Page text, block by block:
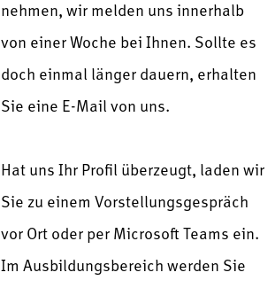
nehmen, wir melden uns innerhalb
von einer Woche bei Ihnen. Sollte es
doch einmal länger dauern, erhalten
Sie eine E-Mail von uns.
Hat uns Ihr Profil überzeugt, laden wir
Sie zu einem Vorstellungsgespräch
vor Ort oder per Microsoft Teams ein.
Im Ausbildungsbereich werden Sie